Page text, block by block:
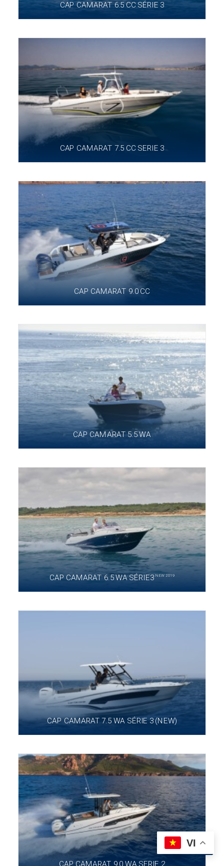
CAP CAMARAT 6.5 CC SÉRIE 3
CAP CAMARAT 7.5 CC SERIE 3
CAP CAMARAT 9.0 CC
CAP CAMARAT 5.5 WA
CAP CAMARAT 6.5 WA SÉRIE3NEW 2019
CAP CAMARAT 7.5 WA SÉRIE 3 (NEW)
CAP CAMARAT 9.0 WA SERIE 2
VI